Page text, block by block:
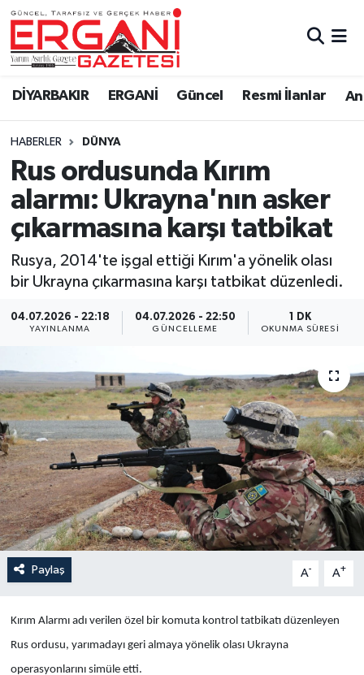
DİYARBAKIR ERGANİ Güncel Resmi İlanlar
HABERLER DÜNYA
Rus ordusunda Kırım
alarmı: Ukrayna'nın asker
çıkarmasına karşı tatbikat
Rusya, 2014'te işgal ettiği Kırım'a yönelik olası
bir Ukrayna çıkarmasına karşı tatbikat düzenledi.
04.07.2026 - 22:18
YAYINLANMA
04.07.2026 - 22:50
GÜNCELLEME
1 DK
OKUNMA SÜRESI
Paylaş A- A+
Kırım Alarmı adı verilen özel bir komuta kontrol tatbikatı düzenleyen
Rus ordusu, yarımadayı geri almaya yönelik olası Ukrayna
operasyonlarını simüle etti.
DİYARBAKIR
BİSMİL
BAĞLAR
ERGANİ
Güncel
Resmi İlanlar
Sağlık
Si̇yaset
Yaşam
Anali̇z
Bi̇li̇m & Teknoloji̇
Dünya
Eği̇ti̇m
Ergani Nöbetçi Eczaneler
Ergani Hava Durumu
Ergani Trafik Yoğunluk Haritası
Süper Lig Puan Durumu ve Fikstür
Tüm Manşetler
Son Dakika Haberleri
Haber Arşivi